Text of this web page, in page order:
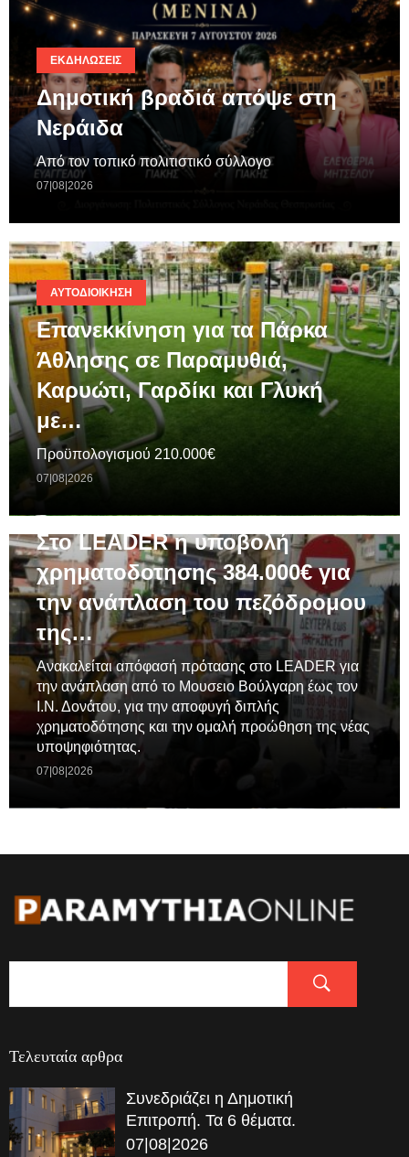
ΕΚΔΗΛΏΣΕΙΣ
Δημοτική βραδιά απόψε στη
Νεράιδα
Από τον τοπικό πολιτιστικό σύλλογο
07|08|2026
ΑΥΤΟΔΙΟΊΚΗΣΗ
Επανεκκίνηση για τα Πάρκα
Άθλησης σε Παραμυθιά,
Καρυώτι, Γαρδίκι και Γλυκή
με…
Προϋπολογισμού 210.000€
07|08|2026
Στο LEADER η υποβολή
χρηματοδοτησης 384.000€ για
την ανάπλαση του πεζόδρομου
της…
Ανακαλείται απόφασή πρότασης στο LEADER για
την ανάπλαση από το Μουσειο Βούλγαρη έως τον
Ι.Ν. Δονάτου, για την αποφυγή διπλής
χρηματοδότησης και την ομαλή προώθηση της νέας
υποψηφιότητας.
07|08|2026
Τελευταία αρθρα
Συνεδριάζει η Δημοτική
Επιτροπή. Τα 6 θέματα.
07|08|2026